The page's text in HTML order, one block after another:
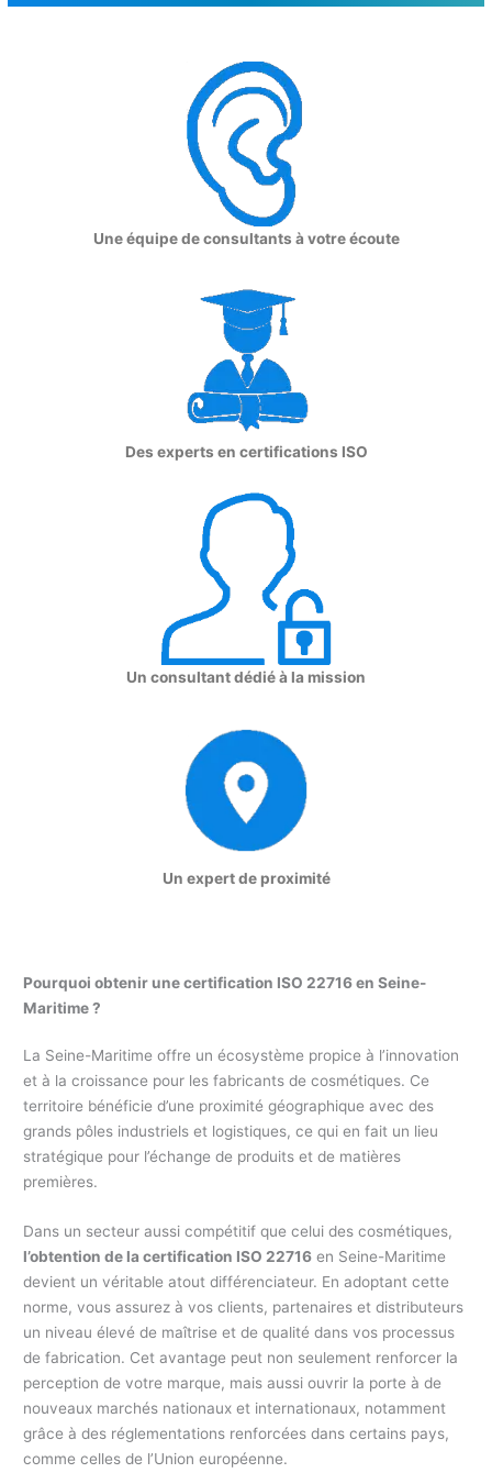
Une équipe de consultants à votre écoute
Des experts en certifications ISO
Un consultant dédié à la mission
Un expert de proximité
Pourquoi obtenir une certification ISO 22716 en Seine-
Maritime ?
La Seine-Maritime offre un écosystème propice à l’innovation
et à la croissance pour les fabricants de cosmétiques. Ce
territoire bénéficie d’une proximité géographique avec des
grands pôles industriels et logistiques, ce qui en fait un lieu
stratégique pour l’échange de produits et de matières
premières.
Dans un secteur aussi compétitif que celui des cosmétiques,
l’obtention de la certification ISO 22716 en Seine-Maritime
devient un véritable atout différenciateur. En adoptant cette
norme, vous assurez à vos clients, partenaires et distributeurs
un niveau élevé de maîtrise et de qualité dans vos processus
de fabrication. Cet avantage peut non seulement renforcer la
perception de votre marque, mais aussi ouvrir la porte à de
nouveaux marchés nationaux et internationaux, notamment
grâce à des réglementations renforcées dans certains pays,
comme celles de l’Union européenne.